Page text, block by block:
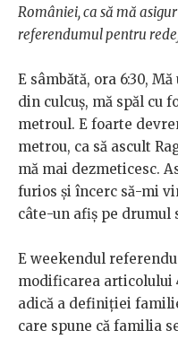
României, ca să mă
referendumul pentru
E sâmbătă, ora 6:30,
din culcuș, mă spăl cu
metroul. E foarte
metrou, ca să ascult
mă mai dezmeticesc.
furios și încerc să-mi
câte-un afiș pe drumul
E weekendul
modificarea articolului
adică a definiției
care spune că familia